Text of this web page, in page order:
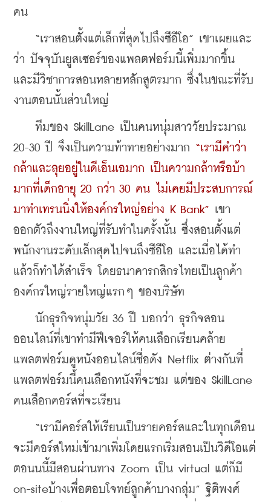
คน
“เราสอนตั้งแต่เล็กที่สุดไปถึงซีอีโอ” เขาเผยและ
ว่า ปัจจุบันยูสเซอร์ของแพลตฟอร์มนี้เพิ่มมากขึ้น
และมีวิชาการสอนหลายหลักสูตรมาก ซึ่งในขณะที่รับ
งานตอนนั้นส่วนใหญ่
ทีมของ SkillLane เป็นคนหนุ่มสาววัยประมาณ
20-30 ปี จึงเป็นความท้าทายอย่างมาก “เรามีคำว่า
กล้าและลุยอยู่ในดีเอ็นเอมาก เป็นความกล้าหรือบ้า
มากที่เด็กอายุ 20 กว่า 30 คน ไม่เคยมีประสบการณ์
มาทำเทรนนิ่งให้องค์กรใหญ่อย่าง K Bank” เขา
ออกตัวถึงงานใหญ่ที่รับทำในครั้งนั้น ซึ่งสอนตั้งแต่
พนักงานระดับเล็กสุดไปจนถึงซีอีโอ และเมื่อได้ทำ
แล้วก็ทำได้สำเร็จ โดยธนาคารกสิกรไทยเป็นลูกค้า
องค์กรใหญ่รายใหญ่แรกๆ ของบริษัท
นักธุรกิจหนุ่มวัย 36 ปี บอกว่า ธุรกิจสอน
ออนไลน์ที่เขาทำมีฟีเจอร์ให้คนเลือกเรียนคล้าย
แพลตฟอร์มดูหนังออนไลน์ชื่อดัง Netflix ต่างกันที่
แพลตฟอร์มนี้คนเลือกหนังที่จะชม แต่ของ SkillLane
คนเลือกคอร์สที่จะเรียน
“เรามีคอร์สให้เรียนเป็นรายคอร์สและในทุกเดือน
จะมีคอร์สใหม่เข้ามาเพิ่มโดยแรกเริ่มสอนเป็นวิดีโอแต่
ตอนนนี้มีสอนผ่านทาง Zoom เป็น virtual แต่ก็มี
on-siteบ้างเพื่อตอบโจทย์ลูกค้าบางกลุ่ม” ฐิติพงศ์